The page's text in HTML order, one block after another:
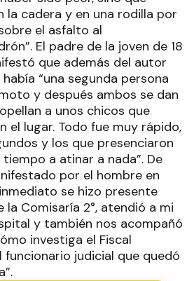
la cadera y en una rodilla por
el asfalto al
El padre de la joven de 18
que además del autor
“una segunda persona
y después ambos se dan
a unos chicos que
el lugar. Todo fue muy rápido,
y los que presenciaron
a atinar a nada”. De
por el hombre en
se hizo presente
la Comisaría 2°, atendió a mi
y también nos acompañó
investiga el Fiscal
funcionario judicial que quedó